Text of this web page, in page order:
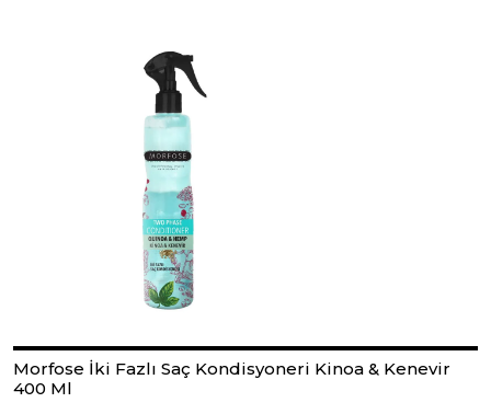
Morfose İki Fazlı Saç Kondisyoneri Kinoa & Kenevir
400 Ml